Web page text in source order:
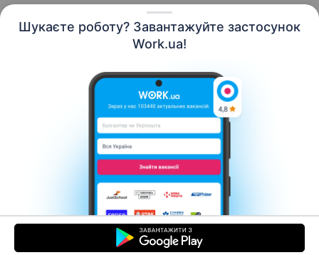
Шукаєте роботу? Завантажуйте застосунок
Work.ua!
Контакти Про нас
Кар’єра
Допомога Умови використання